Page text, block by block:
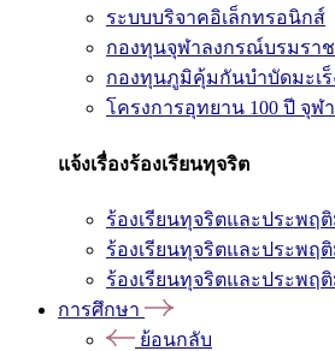
ระบบบริจาคอิเล็กทรอนิกส์
กองทุนจุฬาลงกรณ์บรมรา
กองทุนภูมิคุ้มกันบำบัดมะเร็
โครงการอุทยาน 100 ปี จุ
แจ้งเรื่องร้องเรียนทุจริต
ร้องเรียนทุจริตและประพฤ
ร้องเรียนทุจริตและประพฤ
ร้องเรียนทุจริตและประพฤ
การศึกษา
ย้อนกลับ